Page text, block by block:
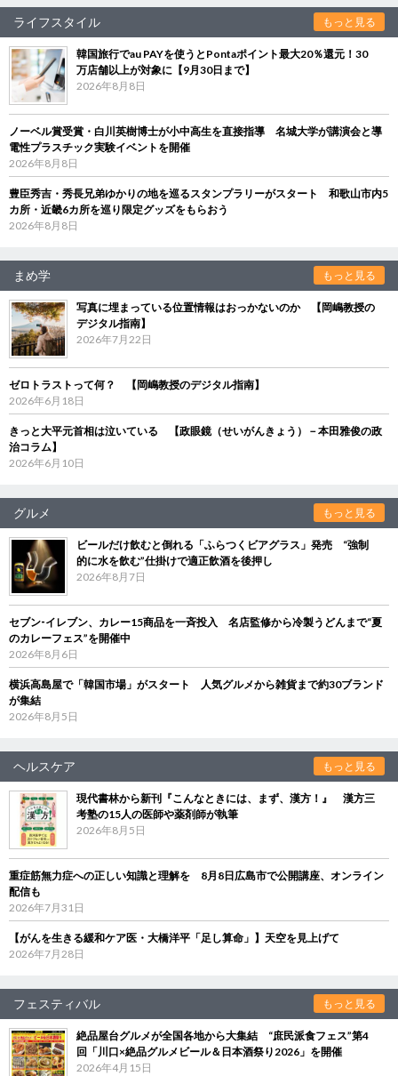
ライフスタイル もっと見る
韓国旅行でau PAYを使うとPontaポイント最大20％還元！30
万店舗以上が対象に【9月30日まで】
2026年8月8日
ノーベル賞受賞・白川英樹博士が小中高生を直接指導 名城大学が講演会と導
電性プラスチック実験イベントを開催
2026年8月8日
豊臣秀吉・秀長兄弟ゆかりの地を巡るスタンプラリーがスタート 和歌山市内5
カ所・近畿6カ所を巡り限定グッズをもらおう
2026年8月8日
まめ学 もっと見る
写真に埋まっている位置情報はおっかないのか 【岡嶋教授の
デジタル指南】
2026年7月22日
ゼロトラストって何？ 【岡嶋教授のデジタル指南】
2026年6月18日
きっと大平元首相は泣いている 【政眼鏡（せいがんきょう）－本田雅俊の政
治コラム】
2026年6月10日
グルメ もっと見る
ビールだけ飲むと倒れる「ふらつくビアグラス」発売 “強制
的に水を飲む”仕掛けで適正飲酒を後押し
2026年8月7日
セブン‐イレブン、カレー15商品を一斉投入 名店監修から冷製うどんまで“夏
のカレーフェス”を開催中
2026年8月6日
横浜高島屋で「韓国市場」がスタート 人気グルメから雑貨まで約30ブランド
が集結
2026年8月5日
ヘルスケア もっと見る
現代書林から新刊『こんなときには、まず、漢方！』 漢方三
考塾の15人の医師や薬剤師が執筆
2026年8月5日
重症筋無力症への正しい知識と理解を 8月8日広島市で公開講座、オンライン
配信も
2026年7月31日
【がんを生きる緩和ケア医・大橋洋平「足し算命」】天空を見上げて
2026年7月28日
フェスティバル もっと見る
絶品屋台グルメが全国各地から大集結 “庶民派食フェス”第4
回「川口×絶品グルメビール＆日本酒祭り2026」を開催
2026年4月15日